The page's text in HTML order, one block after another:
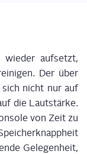
auf­setzt,
Der über
nicht nur auf
die Laut­stär­ke.
von Zeit zu
Gele­gen­heit,